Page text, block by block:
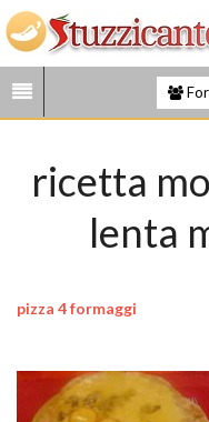
ricetta
lenta
pizza 4 formaggi